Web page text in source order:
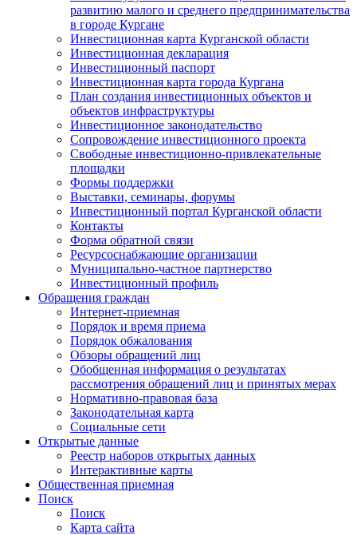
развитию малого и среднего предпринимательства
в городе Кургане
Инвестиционная карта Курганской области
Инвестиционная декларация
Инвестиционный паспорт
Инвестиционная карта города Кургана
План создания инвестиционных объектов и
объектов инфраструктуры
Инвестиционное законодательство
Сопровождение инвестиционного проекта
Свободные инвестиционно-привлекательные
площадки
Формы поддержки
Выставки, семинары, форумы
Инвестиционный портал Курганской области
Контакты
Форма обратной связи
Ресурсоснабжающие организации
Муниципально-частное партнерство
Инвестиционный профиль
Обращения граждан
Интернет-приемная
Порядок и время приема
Порядок обжалования
Обзоры обращений лиц
Обобщенная информация о результатах
рассмотрения обращений лиц и принятых мерах
Нормативно-правовая база
Законодательная карта
Социальные сети
Открытые данные
Реестр наборов открытых данных
Интерактивные карты
Общественная приемная
Поиск
Поиск
Карта сайта